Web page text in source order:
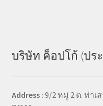
บริษัท ค็อปโก้ (ปร
Address : 9/2 หมู่ 2 ต. ท่า